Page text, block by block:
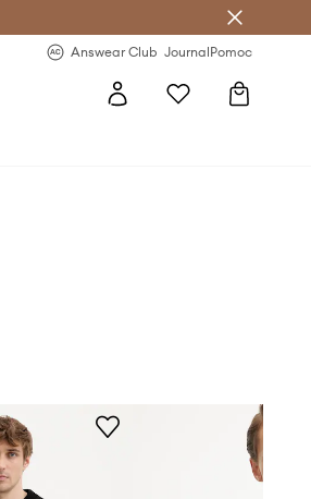
Answear Club JournalPomoc